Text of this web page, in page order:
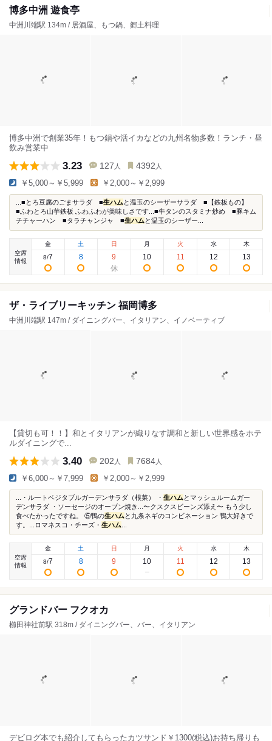
博多中洲 遊食亭
中洲川端駅 134m / 居酒屋、もつ鍋、郷土料理
博多中洲で創業35年！もつ鍋や活イカなどの九州名物多数！ランチ・昼
飲み営業中
3.23 127 人 4392 人
￥5,000～￥5,999 ￥2,000～￥2,999
...■とろ豆腐のごまサラダ ■生ハム と温玉のシーザーサラダ ■【鉄板もの】
■ふわとろ山芋鉄板 ふわふわが美味しさです...■牛タンのスタミナ炒め ■豚キム
チチャーハン ■タラチャンジャ ■生ハム と温玉のシーザー...
空席
情報
金
8/7
土
8
日
9
月
10
火
11
水
12
木
13
ザ・ライブリーキッチン 福岡博多
中洲川端駅 147m / ダイニングバー、イタリアン、イノベーティブ
【貸切も可！！】和とイタリアンが織りなす調和と新しい世界感をホテ
ルダイニングで...
3.40 202 人 7684 人
￥6,000～￥7,999 ￥2,000～￥2,999
...・ルートベジタブルガーデンサラダ（根菜） ・ 生ハム とマッシュルームガー
デンサラダ ・ソーセージのオーブン焼き...〜クスクスビーンズ添え〜 もう少し
食べたかったですね。 ⑤鴨の生ハム と九条ネギのコンビネーション 鴨大好きで
す。...ロマネスコ・チーズ・ 生ハム
空席
情報
金
8/7
土
8
日
9
月
10
火
11
水
12
木
13
グランドバー フクオカ
櫛田神社前駅 318m / ダイニングバー、バー、イタリアン
デビログ本でも紹介してもらったカツサンド￥1300(税込)お持ち帰りも